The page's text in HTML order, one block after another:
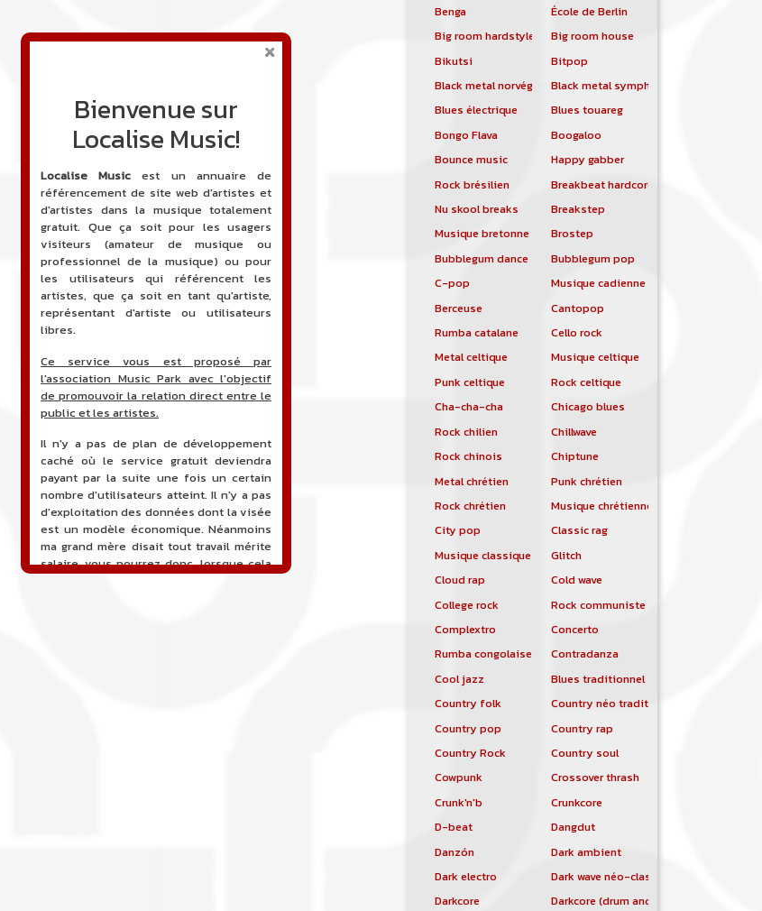
Benga
École de Berlin
Big room hardstyle
Big room house
Bikutsi
Bitpop
Black metal norvégien
Black metal symphonique
Blues électrique
Blues touareg
Bongo Flava
Boogaloo
Bounce music
Happy gabber
Rock brésilien
Breakbeat hardcore
Nu skool breaks
Breakstep
Musique bretonne
Brostep
Bubblegum dance
Bubblegum pop
C-pop
Musique cadienne
Berceuse
Cantopop
Rumba catalane
Cello rock
Metal celtique
Musique celtique
Punk celtique
Rock celtique
Cha-cha-cha
Chicago blues
Rock chilien
Chillwave
Rock chinois
Chiptune
Metal chrétien
Punk chrétien
Rock chrétien
Musique chrétienne contemporaine
City pop
Classic rag
Musique classique
Glitch
Cloud rap
Cold wave
College rock
Rock communiste
Complextro
Concerto
Rumba congolaise
Contradanza
Cool jazz
Blues traditionnel
Country folk
Country néo traditionnelle
Country pop
Country rap
Country Rock
Country soul
Cowpunk
Crossover thrash
Crunk'n'b
Crunkcore
D-beat
Dangdut
Danzón
Dark ambient
Dark electro
Dark wave néo-classique
Darkcore
Darkcore (drum and bass)
Bienvenue sur
Localise Music!
Localise Music est un annuaire de
référencement de site web d'artistes et
d'artistes dans la musique totalement
gratuit. Que ça soit pour les usagers
visiteurs (amateur de musique ou
professionnel de la musique) ou pour
les utilisateurs qui référencent les
artistes, que ça soit en tant qu'artiste,
représentant d'artiste ou utilisateurs
libres.
Ce service vous est proposé par
l'association Music Park avec l'objectif
de promouvoir la relation direct entre le
public et les artistes.
Il n'y a pas de plan de développement
caché où le service gratuit deviendra
payant par la suite une fois un certain
nombre d'utilisateurs atteint. Il n'y a pas
d'exploitation des données dont la visée
est un modèle économique. Néanmoins
ma grand mère disait tout travail mérite
salaire, vous pourrez donc, lorsque cela